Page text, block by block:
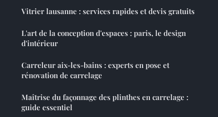
Vitrier lausanne : services rapides et devis gratuits
L'art de la conception d'espaces : paris, le design
d'intérieur
Carreleur aix-les-bains : experts en pose et
rénovation de carrelage
Maîtrise du façonnage des plinthes en carrelage :
guide essentiel